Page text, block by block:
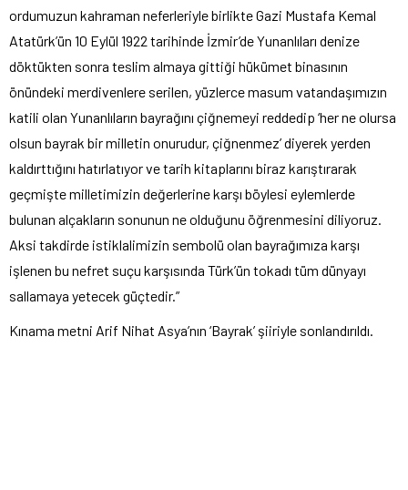
ordumuzun kahraman neferleriyle birlikte Gazi Mustafa Kemal
Atatürk’ün 10 Eylül 1922 tarihinde İzmir’de Yunanlıları denize
döktükten sonra teslim almaya gittiği hükümet binasının
önündeki merdivenlere serilen, yüzlerce masum vatandaşımızın
katili olan Yunanlıların bayrağını çiğnemeyi reddedip ‘her ne olursa
olsun bayrak bir milletin onurudur, çiğnenmez’ diyerek yerden
kaldırttığını hatırlatıyor ve tarih kitaplarını biraz karıştırarak
geçmişte milletimizin değerlerine karşı böylesi eylemlerde
bulunan alçakların sonunun ne olduğunu öğrenmesini diliyoruz.
Aksi takdirde istiklalimizin sembolü olan bayrağımıza karşı
işlenen bu nefret suçu karşısında Türk’ün tokadı tüm dünyayı
sallamaya yetecek güçtedir.”
Kınama metni Arif Nihat Asya’nın ‘Bayrak’ şiiriyle sonlandırıldı.